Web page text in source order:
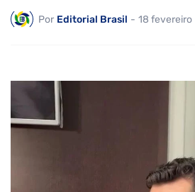
Por Editorial Brasil - 18 fevereiro